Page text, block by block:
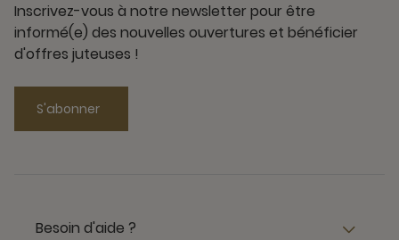
Inscrivez-vous à notre newsletter pour être
informé(e) des nouvelles ouvertures et bénéficier
d'offres juteuses !
S'abonner
Besoin d'aide ?